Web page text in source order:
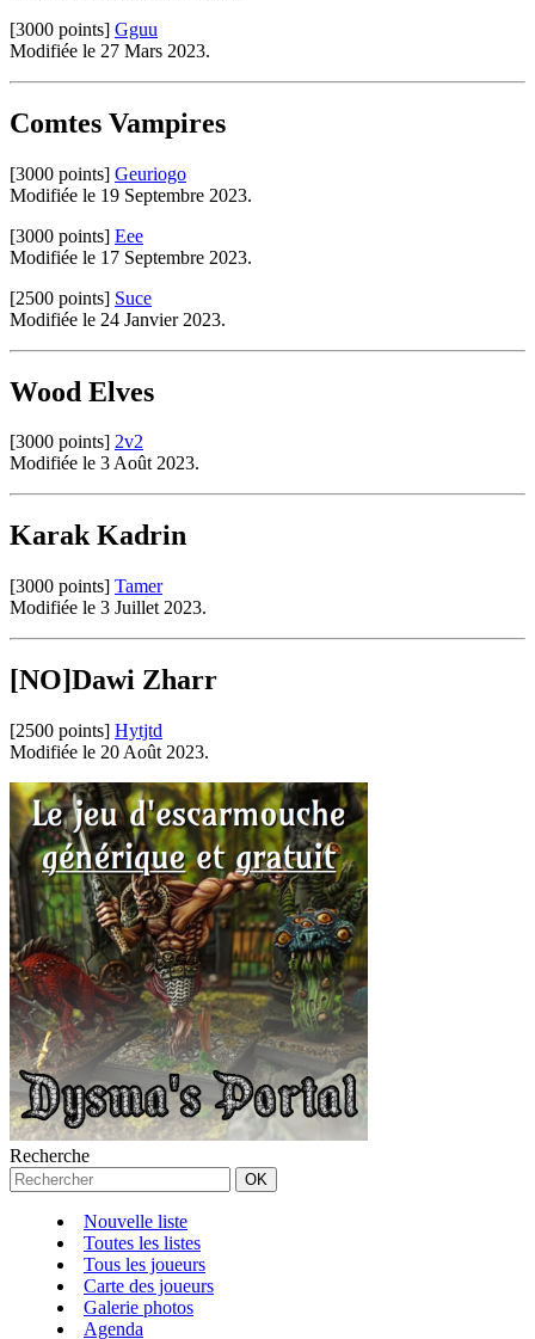
[3000 points] Gguu
Modifiée le 27 Mars 2023.
Comtes Vampires
[3000 points] Geuriogo
Modifiée le 19 Septembre 2023.
[3000 points] Eee
Modifiée le 17 Septembre 2023.
[2500 points] Suce
Modifiée le 24 Janvier 2023.
Wood Elves
[3000 points] 2v2
Modifiée le 3 Août 2023.
Karak Kadrin
[3000 points] Tamer
Modifiée le 3 Juillet 2023.
[NO]Dawi Zharr
[2500 points] Hytjtd
Modifiée le 20 Août 2023.
Recherche
Nouvelle liste
Toutes les listes
Tous les joueurs
Carte des joueurs
Galerie photos
Agenda